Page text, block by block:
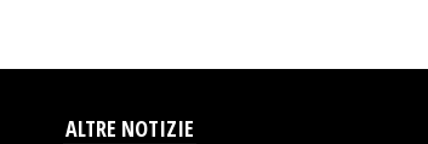
ALTRE NOTIZIE